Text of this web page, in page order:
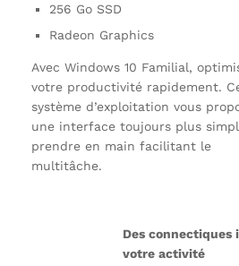
256 Go SSD
Radeon Graphics
Avec Windows 10 Familial,
votre productivité rapidement.
système d’exploitation vous
une interface toujours plus
prendre en main facilitant le
multitâche.
Des connectiques
votre activité